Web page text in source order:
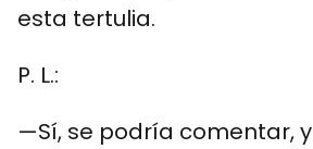
esta tertulia.
P. L.:
—Sí, se podría comentar,